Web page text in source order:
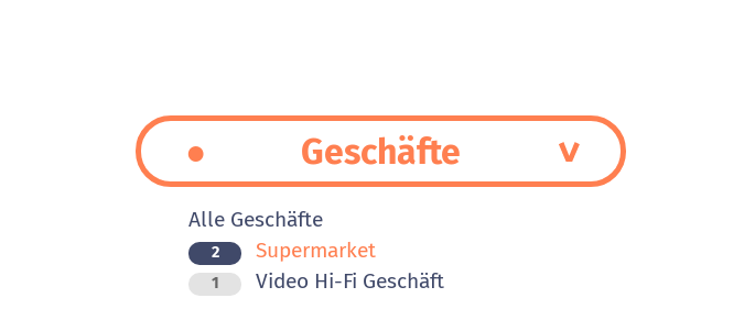
Geschäfte
Alle Geschäfte
2 Supermarket
1 Video Hi-Fi Geschäft